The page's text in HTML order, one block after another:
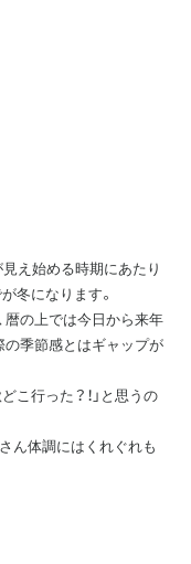
見え始める時期にあたり
冬になります。
暦の上では今日から来年
の季節感とはギャップが
こ行った？！」と思うの
ん体調にはくれぐれも